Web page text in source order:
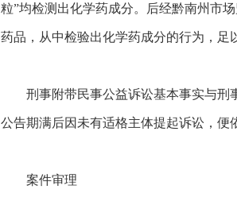
粒”均检测出化学药成分。后经黔南州市
药品，从中检验出化学药成分的行为，足
刑事附带民事公益诉讼基本事实与刑事
公告期满后因未有适格主体提起诉讼，便
案件审理